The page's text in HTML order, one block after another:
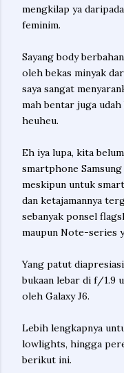
mengkilap ya
feminim.
Sayang body
oleh bekas minyak
saya sangat
mah bentar juga udah
heuheu.
Eh iya lupa, kita
smartphone
meskipun untuk
dan ketajamannya
sebanyak ponsel
maupun Note-series
Yang patut
bukaan lebar di f/1.9
oleh Galaxy J6.
Lebih lengkapnya
lowlights, hingga
berikut ini.